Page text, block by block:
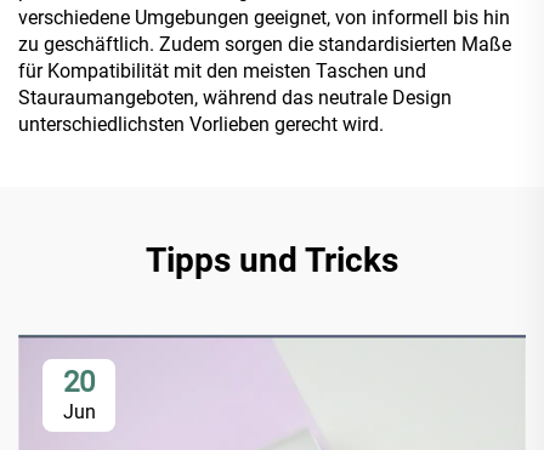
verschiedene Umgebungen geeignet, von informell bis hin
zu geschäftlich. Zudem sorgen die standardisierten Maße
für Kompatibilität mit den meisten Taschen und
Stauraumangeboten, während das neutrale Design
unterschiedlichsten Vorlieben gerecht wird.
Tipps und Tricks
20
Jun